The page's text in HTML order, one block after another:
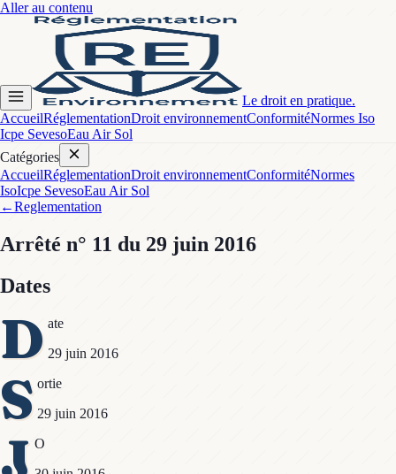
Aller au contenu
Le droit en pratique.
AccueilRéglementationDroit environnementConformitéNormes Iso
Icpe SevesoEau Air Sol
Catégories
AccueilRéglementationDroit environnementConformitéNormes
IsoIcpe SevesoEau Air Sol
←Reglementation
Arrêté n° 11 du 29 juin 2016
Dates
D ate
29 juin 2016
S ortie
29 juin 2016
J O